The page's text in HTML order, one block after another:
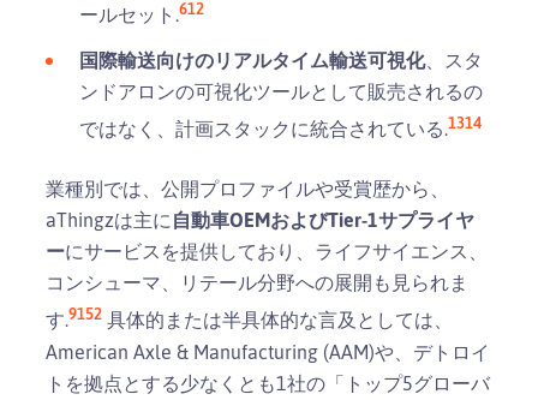
ールセット.612
国際輸送向けのリアルタイム輸送可視化、スタ
ンドアロンの可視化ツールとして販売されるの
ではなく、計画スタックに統合されている.1314
業種別では、公開プロファイルや受賞歴から、
aThingzは主に自動車OEMおよびTier-1サプライヤ
ーにサービスを提供しており、ライフサイエンス、
コンシューマ、リテール分野への展開も見られま
す.9152 具体的または半具体的な言及としては、
American Axle & Manufacturing (AAM)や、デトロイ
トを拠点とする少なくとも1社の「トップ5グローバ